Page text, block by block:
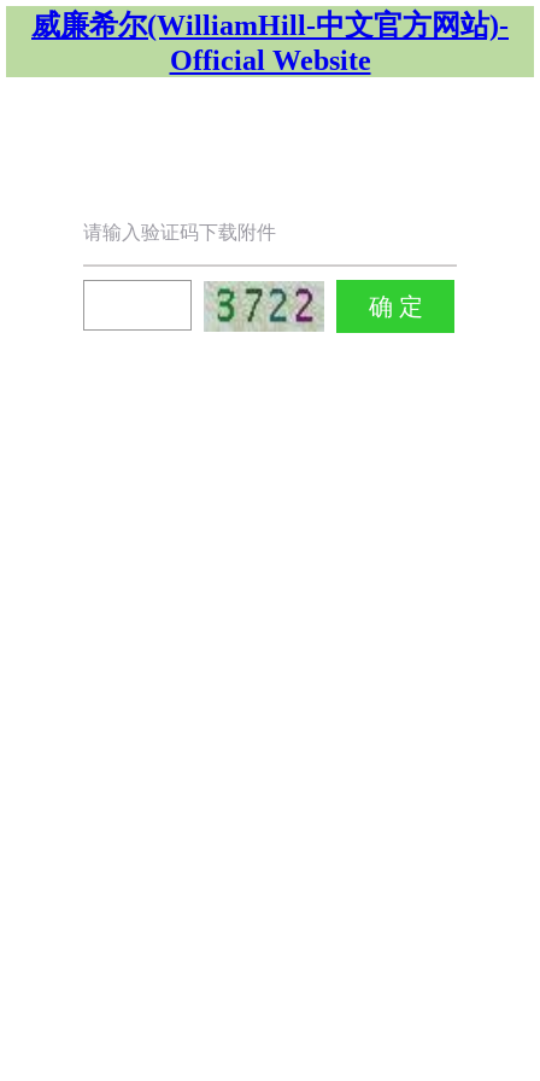
威廉希尔(WilliamHill-中文官方网站)-
Official Website
请输入验证码下载附件